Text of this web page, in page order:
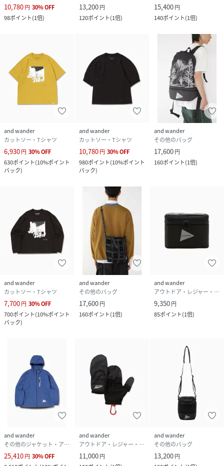
10,780円 30%OFF
98ポイント(1倍)
13,200円
120ポイント(1倍)
15,400円
140ポイント(1倍)
and wander
カットソー・Tシャツ
6,930円 30%OFF
630ポイント(10%ポイント
バック)
and wander
カットソー・Tシャツ
10,780円 30%OFF
980ポイント(10%ポイント
バック)
and wander
その他のバッグ
17,600円
160ポイント(1倍)
and wander
カットソー・Tシャツ
7,700円 30%OFF
700ポイント(10%ポイント
バック)
and wander
その他のバッグ
17,600円
160ポイント(1倍)
and wander
アウトドア・レジャー・キャンプ用品
9,350円
85ポイント(1倍)
and wander
その他のジャケット・アウター
25,410円 30%OFF
and wander
アウトドア・レジャー・キャンプ用品
11,000円
and wander
その他のバッグ
13,200円